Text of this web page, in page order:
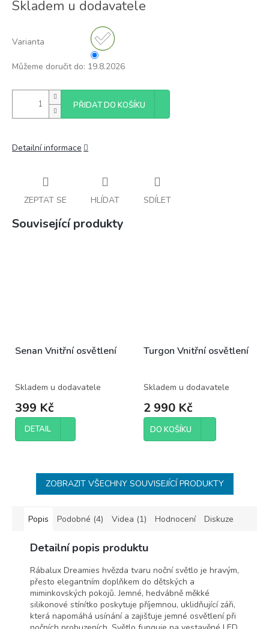
cena:
Skladem u dodavatele
Varianta
Můžeme doručit do: 19.8.2026
PŘIDAT DO KOŠÍKU
Detailní informace
ZEPTAT SE HLÍDAT SDÍLET
Související produkty
Senan Vnitřní osvětlení
Skladem u dodavatele
399 Kč
DETAIL
Turgon Vnitřní osvětlení
Skladem u dodavatele
2 990 Kč
DO KOŠÍKU
ZOBRAZIT VŠECHNY SOUVISEJÍCÍ PRODUKTY
Popis Podobné (4) Videa (1) Hodnocení Diskuze
Detailní popis produktu
Rábalux Dreamies hvězda tvaru noční světlo je hravým,
přesto elegantním doplňkem do dětských a
miminkovských pokojů. Jemné, hedvábně měkké
silikonové stínítko poskytuje příjemnou, uklidňující záři,
která napomáhá usínání a zajišťuje jemné osvětlení při